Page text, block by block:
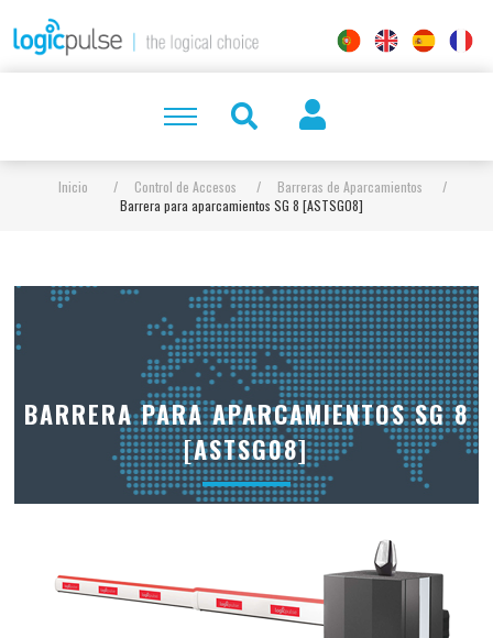
Inicio / Control de Accesos / Barreras de Aparcamientos
/
Barrera para aparcamientos SG 8 [ASTSG08]
BARRERA PARA APARCAMIENTOS SG 8
[ASTSG08]